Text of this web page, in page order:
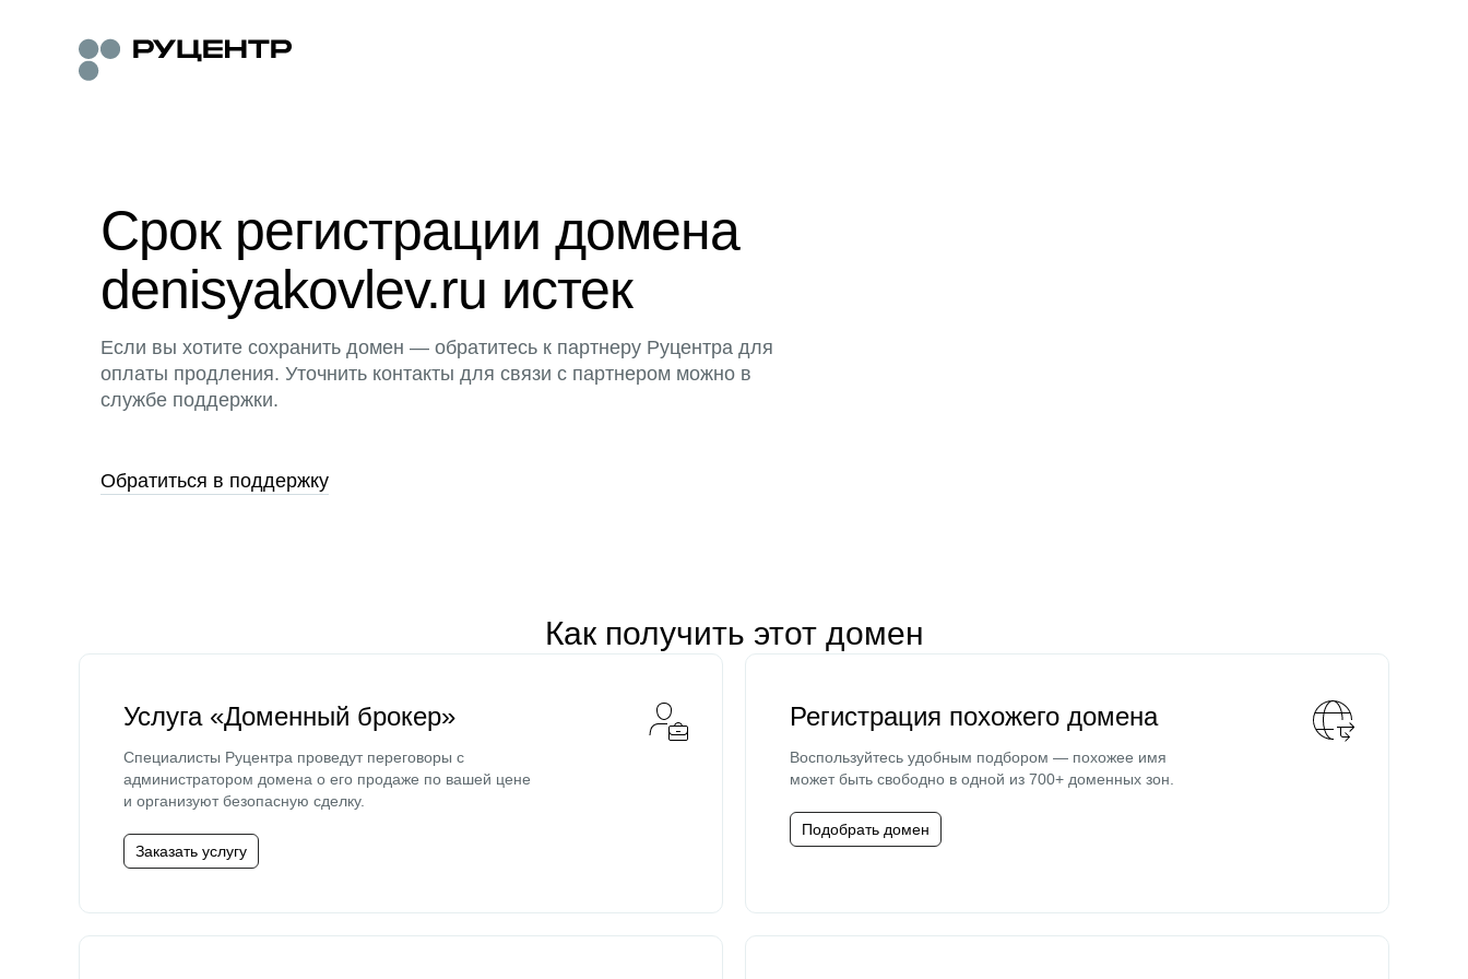
Срок регистрации домена
denisyakovlev.ru истек
Если вы хотите сохранить домен — обратитесь к партнеру Руцентра для
оплаты продления. Уточнить контакты для связи с партнером можно в
службе поддержки.
Обратиться в поддержку
Как получить этот домен
Услуга «Доменный брокер»
Специалисты Руцентра проведут переговоры с
администратором домена о его продаже по вашей цене
и организуют безопасную сделку.
Заказать услугу
Регистрация похожего домена
Воспользуйтесь удобным подбором — похожее имя
может быть свободно в одной из 700+ доменных зон.
Подобрать домен